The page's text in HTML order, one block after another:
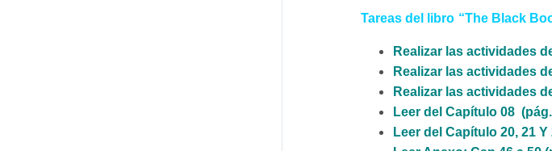
Tareas del libro “The Black
Realizar las actividades
Realizar las actividades
Realizar las actividades
Leer del Capítulo 08
Leer del Capítulo 20, 21 Y